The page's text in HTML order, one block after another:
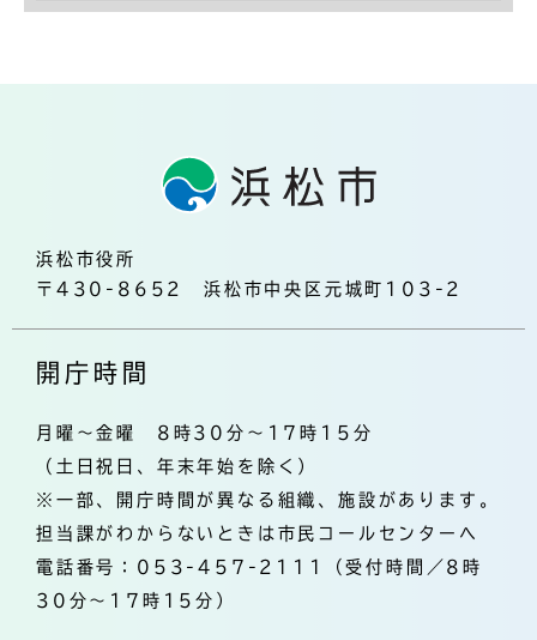
浜松市役所
〒430-8652 浜松市中央区元城町103-2
開庁時間
月曜～金曜 8時30分～17時15分
（土日祝日、年末年始を除く）
※一部、開庁時間が異なる組織、施設があります。
担当課がわからないときは市民コールセンターへ
電話番号：053-457-2111（受付時間／8時
30分～17時15分）